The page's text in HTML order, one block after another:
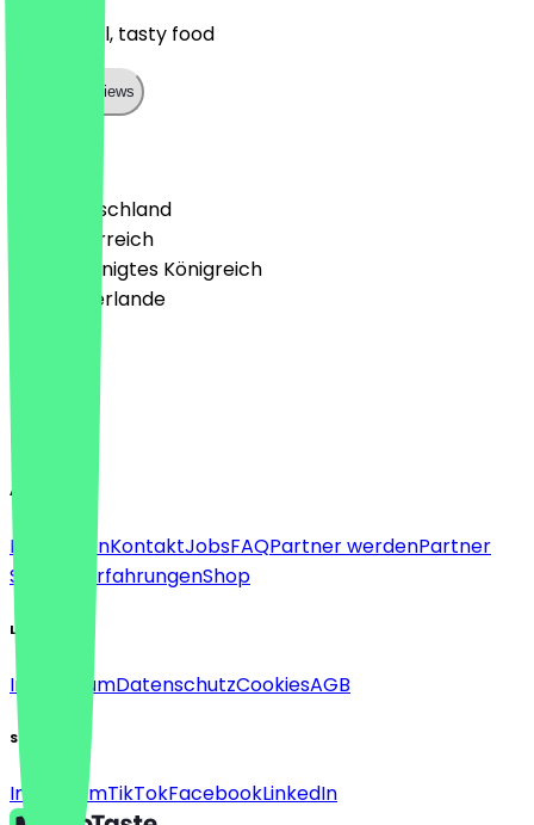
Super deal, tasty food
Show all reviews
🇩🇪 Deutschland
🇦🇹 Österreich
🇬🇧 Vereinigtes Königreich
🇳🇱 Niederlande
Deutsch
English
About
Für FirmenKontaktJobsFAQPartner werdenPartner
Support
ErfahrungenShop
Legal
ImpressumDatenschutzCookiesAGB
Social
InstagramTikTokFacebookLinkedIn